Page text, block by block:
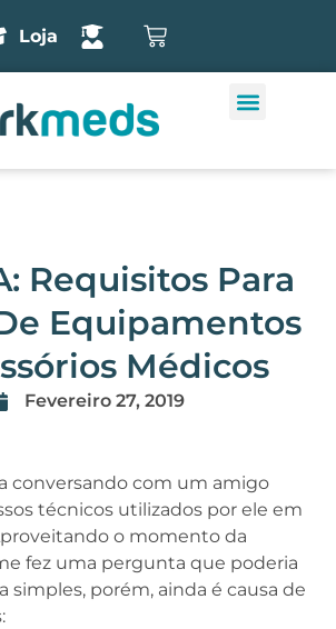
Loja
Requisitos Para
Equipamentos
Médicos
Fevereiro 27, 2019
conversando com um amigo
técnicos utilizados por ele em
o momento da
fez uma pergunta que poderia
simples, porém, ainda é causa de